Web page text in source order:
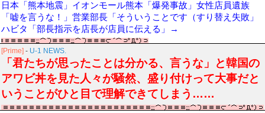
日本「熊本地震」イオンモール熊本「爆発事故」女性店員遺族
「嘘を言うな！」営業部長「そういうことです（すり替え失敗」
ハビタ「部長指示を店長が店員に伝える」→
[Prime] - U-1 NEWS.
「君たちが思ったことは分かる、言うな」と韓国の
アワビ丼を見た人々が騒然、盛り付けって大事だと
いうことがひと目で理解できてしまう……